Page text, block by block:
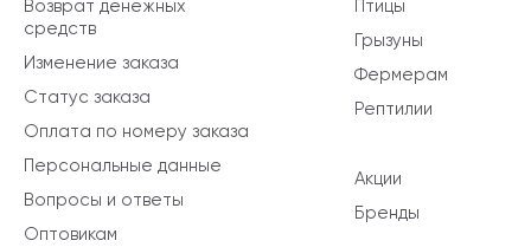
Птицы
Грызуны
Фермерам
Рептилии
Акции
Бренды
Возврат денежных
средств
Изменение заказа
Статус заказа
Оплата по номеру заказа
Персональные данные
Вопросы и ответы
Оптовикам